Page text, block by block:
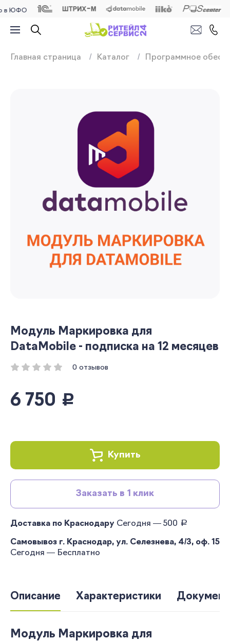
Продажа,
Главная страница Каталог Программное
Модуль Маркировка для
DataMobile - подписка на 12 месяцев
0 отзывов
6 750 руб.
Купить
Заказать в 1 клик
Доставка по Краснодару Сегодня — 500 руб.
Самовывоз г. Краснодар, ул. Селезнева, 4/3, оф. 15
Сегодня — Бесплатно
Описание Характеристики
Модуль Маркировка для